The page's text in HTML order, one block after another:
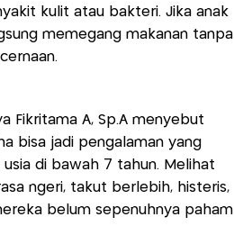
kulit atau bakteri. Jika anak
memegang makanan tanpa
Fikritama A, Sp.A menyebut
bisa jadi pengalaman yang
di bawah 7 tahun. Melihat
ngeri, takut berlebih, histeris,
belum sepenuhnya paham